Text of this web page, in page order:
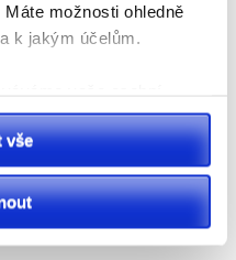
možnosti ohledně
k jakým účelům.
včásti s podrobnostmi.
nebo odvolat v
poskytování funkcí
návštěvnosti využíváme
vše
České Libchavy –
Litomyšl – Česká
Ústí nad Orlicí –